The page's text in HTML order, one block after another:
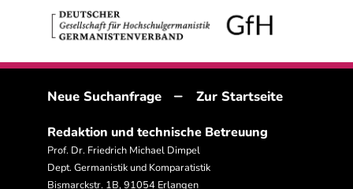
Neue Suchanfrage – Zur Startseite
Redaktion und technische Betreuung
Prof. Dr. Friedrich Michael Dimpel
Dept. Germanistik und Komparatistik
Bismarckstr. 1B, 91054 Erlangen